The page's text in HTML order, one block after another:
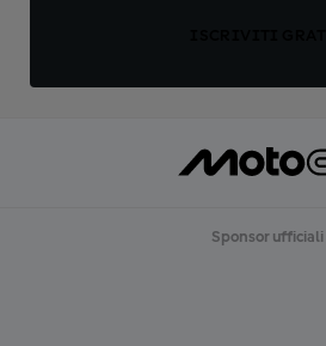
Sponsor ufficiali